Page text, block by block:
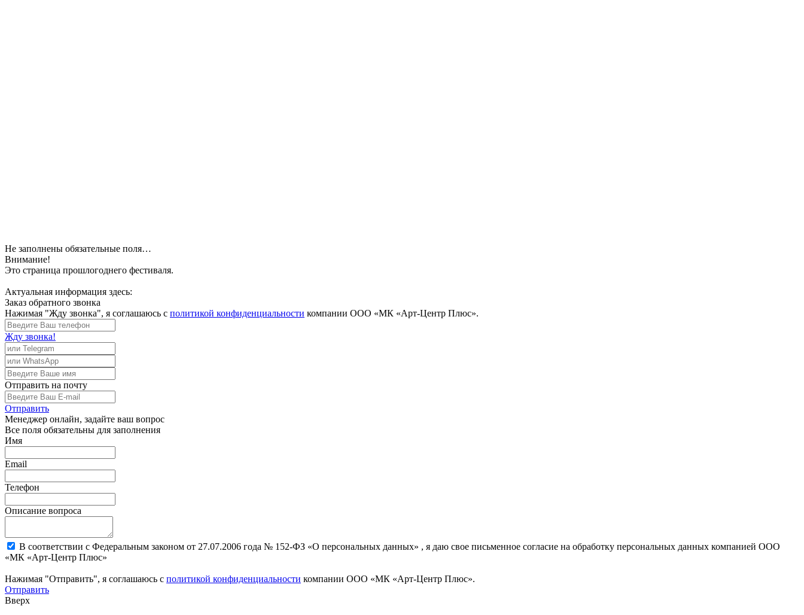
Не заполнены обязательные поля…
Внимание!
Это страница прошлогоднего фестиваля.
Актуальная информация здесь:
Заказ обратного звонка
Нажимая "Жду звонка", я соглашаюсь с политикой конфиденциальности компании ООО «МК «Арт-Центр Плюс».
Жду звонка!
Отправить на почту
Отправить
Менеджер онлайн, задайте ваш вопрос
Все поля обязательны для заполнения
Имя
Email
Телефон
Описание вопроса
В соответствии с Федеральным законом от 27.07.2006 года № 152-ФЗ «О персональных данных» , я даю свое письменное согласие на обработку персональных данных компанией ООО
«МК «Арт-Центр Плюс»
Нажимая "Отправить", я соглашаюсь с политикой конфиденциальности компании ООО «МК «Арт-Центр Плюс».
Отправить
Вверх